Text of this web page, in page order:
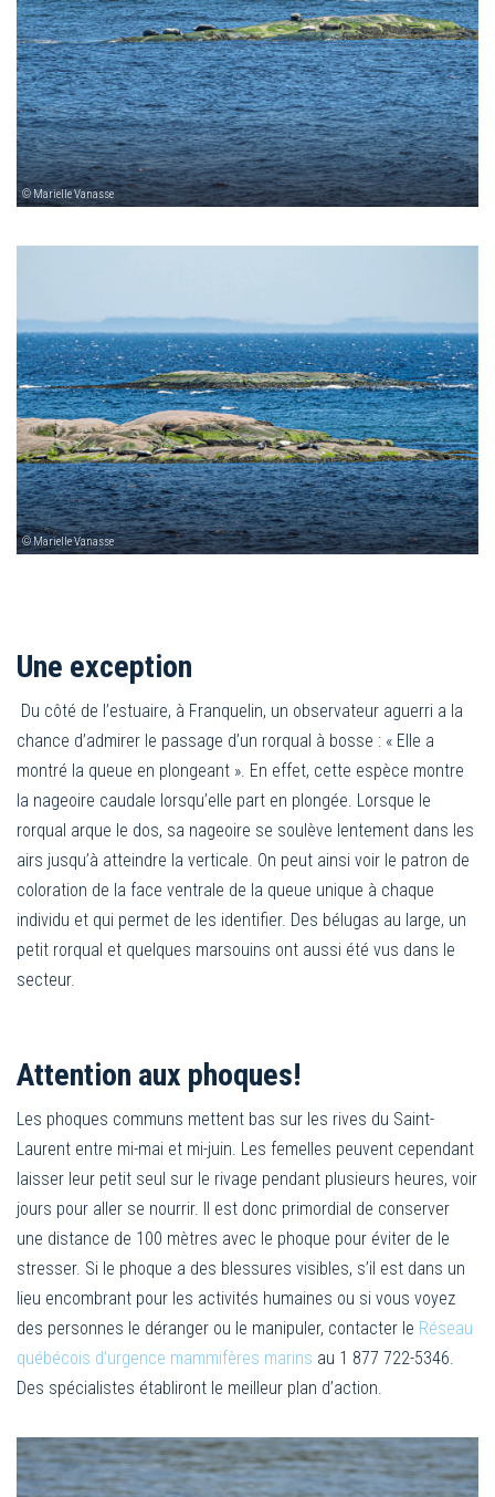
© Marielle Vanasse
© Marielle Vanasse
Une exception
Du côté de l’estuaire, à Franquelin, un observateur aguerri a la
chance d’admirer le passage d’un rorqual à bosse : « Elle a
montré la queue en plongeant ». En effet, cette espèce montre
la nageoire caudale lorsqu’elle part en plongée. Lorsque le
rorqual arque le dos, sa nageoire se soulève lentement dans les
airs jusqu’à atteindre la verticale. On peut ainsi voir le patron de
coloration de la face ventrale de la queue unique à chaque
individu et qui permet de les identifier. Des bélugas au large, un
petit rorqual et quelques marsouins ont aussi été vus dans le
secteur.
Attention aux phoques!
Les phoques communs mettent bas sur les rives du Saint-
Laurent entre mi-mai et mi-juin. Les femelles peuvent cependant
laisser leur petit seul sur le rivage pendant plusieurs heures, voir
jours pour aller se nourrir. Il est donc primordial de conserver
une distance de 100 mètres avec le phoque pour éviter de le
stresser. Si le phoque a des blessures visibles, s’il est dans un
lieu encombrant pour les activités humaines ou si vous voyez
des personnes le déranger ou le manipuler, contacter le Réseau
québécois d’urgence mammifères marins au 1 877 722-5346.
Des spécialistes établiront le meilleur plan d’action.